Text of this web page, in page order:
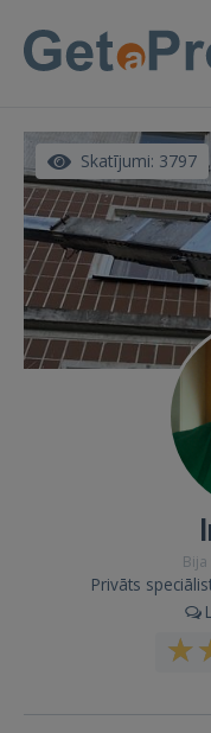
Skatījumi: 3797
Privāts